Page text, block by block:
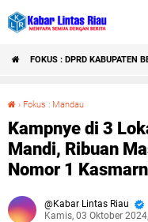
FOKUS : DPRD KABUPATEN
› Fokus : Mandau
Kampnye di 3
Mandi, Ribuan
Nomor 1
Kabar Lintas Riau
Kamis, 03 Oktober